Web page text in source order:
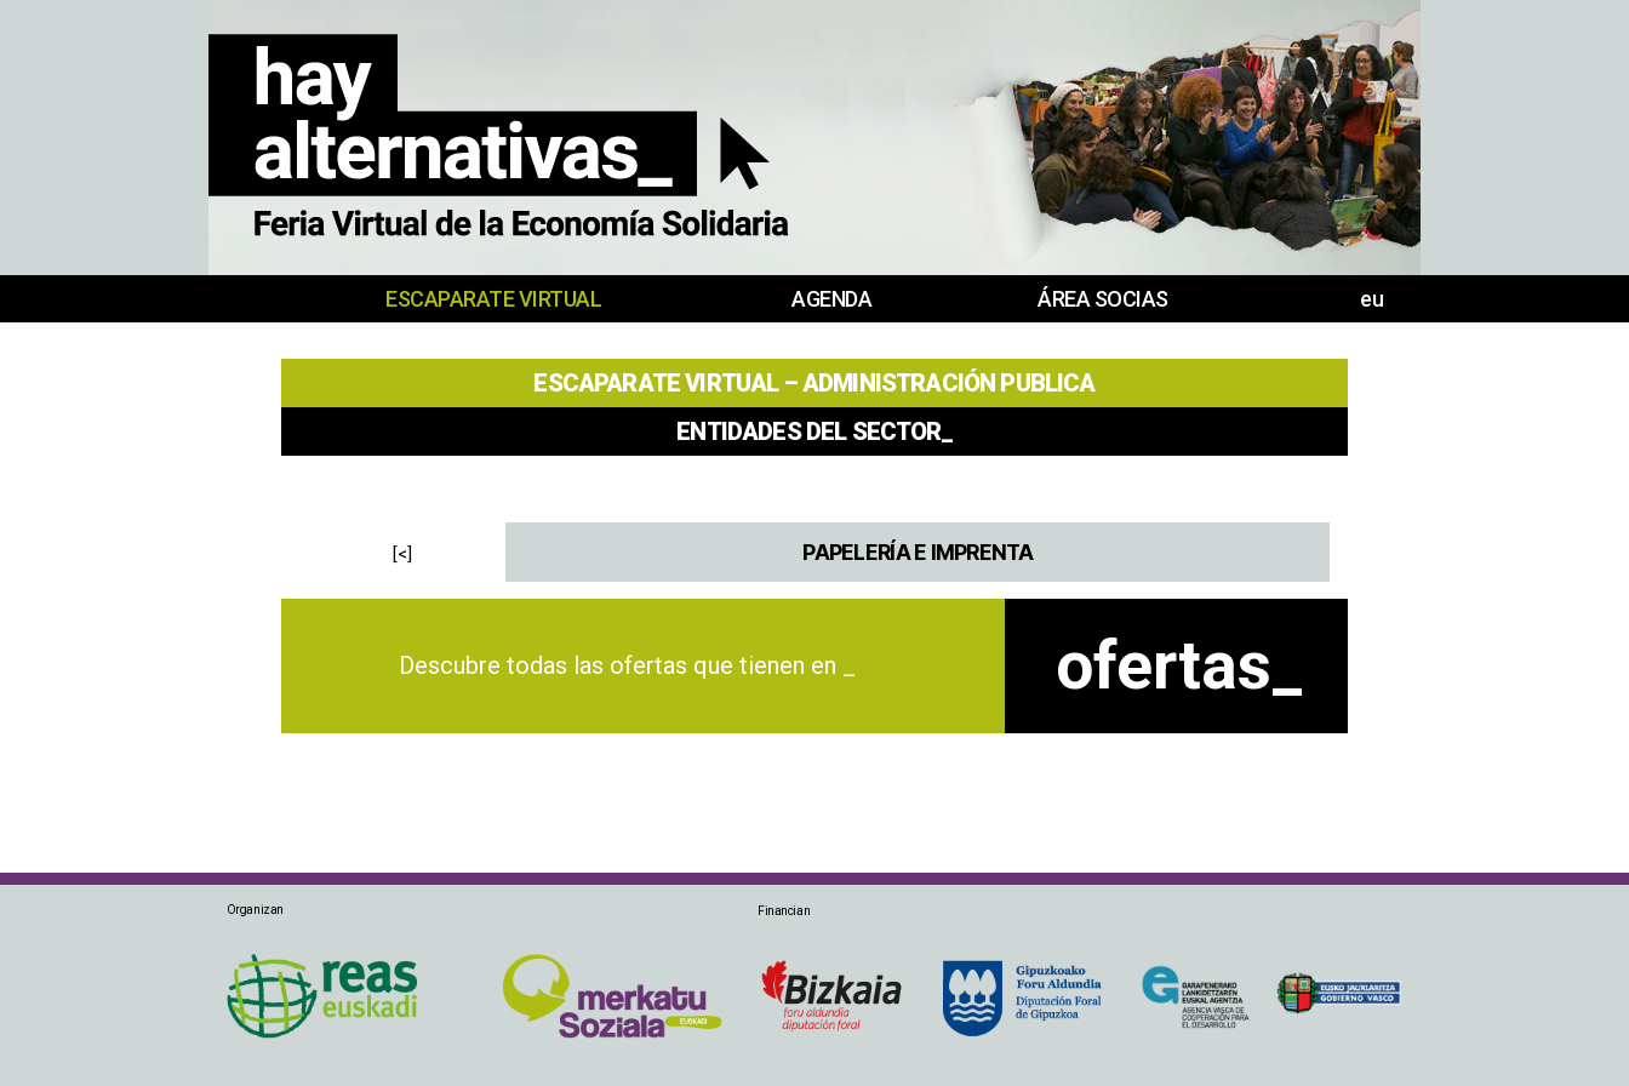
ESCAPARATE VIRTUAL AGENDA ÁREA SOCIAS eu
ESCAPARATE VIRTUAL – ADMINISTRACIÓN PUBLICA
ENTIDADES DEL SECTOR_
[<] PAPELERÍA E IMPRENTA
Descubre todas las ofertas que tienen en march_ ofertas_
Organizan Financian